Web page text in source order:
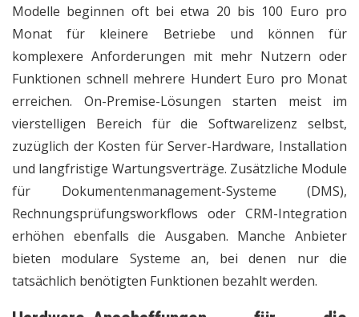
Modelle beginnen oft bei etwa 20 bis 100 Euro pro
Monat für kleinere Betriebe und können für
komplexere Anforderungen mit mehr Nutzern oder
Funktionen schnell mehrere Hundert Euro pro Monat
erreichen. On-Premise-Lösungen starten meist im
vierstelligen Bereich für die Softwarelizenz selbst,
zuzüglich der Kosten für Server-Hardware, Installation
und langfristige Wartungsverträge. Zusätzliche Module
für Dokumentenmanagement-Systeme (DMS),
Rechnungsprüfungsworkflows oder CRM-Integration
erhöhen ebenfalls die Ausgaben. Manche Anbieter
bieten modulare Systeme an, bei denen nur die
tatsächlich benötigten Funktionen bezahlt werden.